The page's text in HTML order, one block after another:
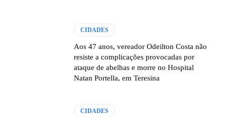
CIDADES
Aos 47 anos, vereador Odeilton Costa não
resiste a complicações provocadas por
ataque de abelhas e morre no Hospital
Natan Portella, em Teresina
CIDADES